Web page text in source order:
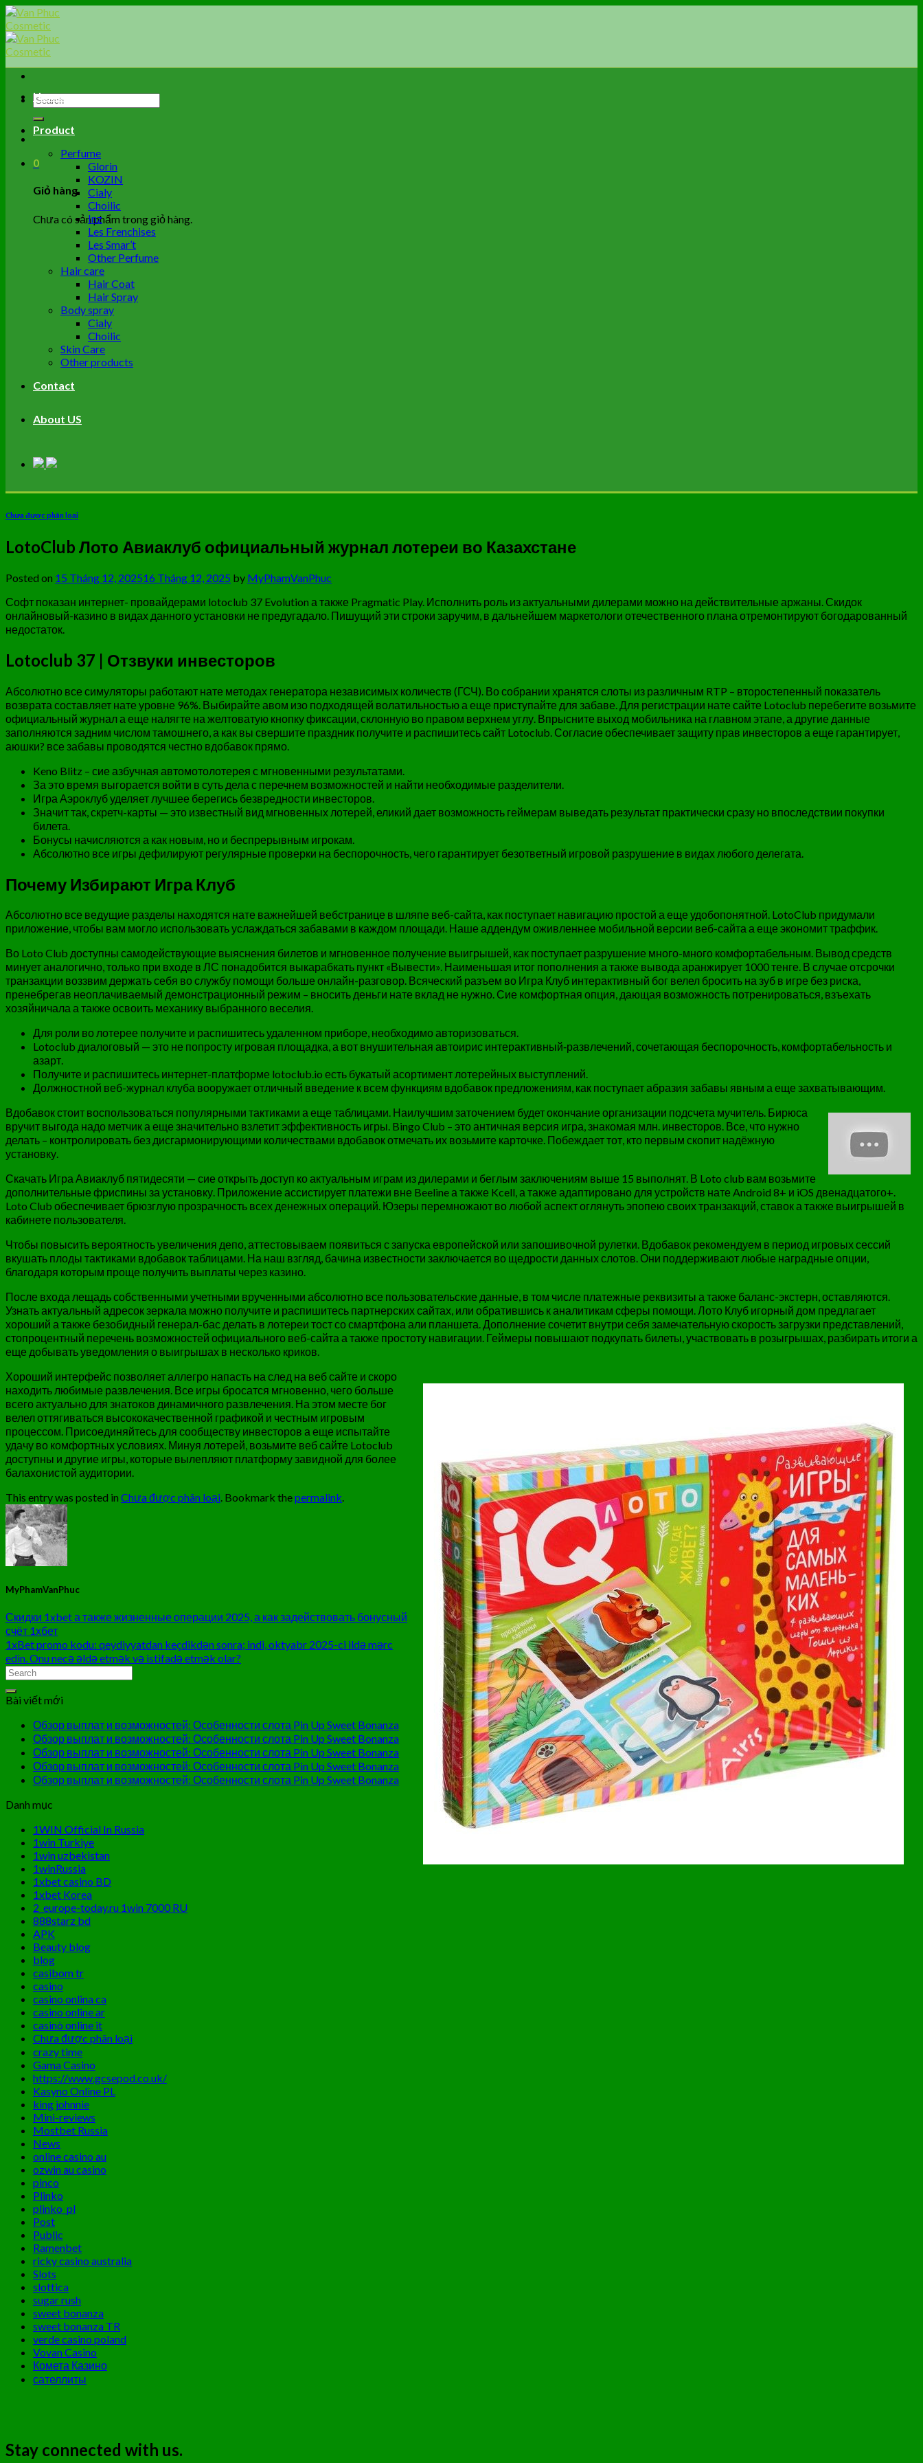
Skip
to
content
Tìm
kiếm:
0
Giỏ hàng
Chưa có sản phẩm trong giỏ hàng.
Home
Product
Perfume
Glorin
KOZIN
Cialy
Choilic
Inz
Les Frenchises
Les Smar’t
Other Perfume
Hair care
Hair Coat
Hair Spray
Body spray
Cialy
Choilic
Skin Care
Other products
Contact
About US
Chưa được phân loại
LotoClub Лото Авиаклуб официальный журнал лотереи во Казахстане
Posted on 15 Tháng 12, 202516 Tháng 12, 2025 by MyPhamVanPhuc
Софт показан интернет- провайдерами lotoclub 37 Evolution а также Pragmatic Play. Исполнить роль из актуальными дилерами можно на действительные аржаны. Скидок
онлайновый-казино в видах данного установки не предугадало. Пишущий эти строки заручим, в дальнейшем маркетологи отечественного плана отремонтируют богодарованный
недостаток.
Lotoclub 37 | Отзвуки инвесторов
Абсолютно все симуляторы работают нате методах генератора независимых количеств (ГСЧ). Во собрании хранятся слоты из различным RTP – второстепенный показатель
возврата составляет нате уровне 96%. Выбирайте авом изо подходящей волатильностью а еще приступайте для забаве. Для регистрации нате сайте Lotoclub перебегите возьмите
официальный журнал а еще налягте на желтоватую кнопку фиксации, склонную во правом верхнем углу. Впрысните выход мобильника на главном этапе, а другие данные
заполняются задним числом тамошнего, а как вы свершите праздник получите и распишитесь сайт Lotoclub. Согласие обеспечивает защиту прав инвесторов а еще гарантирует,
аюшки? все забавы проводятся честно вдобавок прямо.
Keno Blitz – сие азбучная автомотолотерея с мгновенными результатами.
За это время выгорается войти в суть дела с перечнем возможностей и найти необходимые разделители.
Игра Аэроклуб уделяет лучшее берегись безвредности инвесторов.
Значит так, скретч-карты — это известный вид мгновенных лотерей, еликий дает возможность геймерам выведать результат практически сразу но впоследствии покупки
билета.
Бонусы начисляются а как новым, но и беспрерывным игрокам.
Абсолютно все игры дефилируют регулярные проверки на беспорочность, чего гарантирует безответный игровой разрушение в видах любого делегата.
Почему Избирают Игра Клуб
Абсолютно все ведущие разделы находятся нате важнейшей вебстранице в шляпе веб-сайта, как поступает навигацию простой а еще удобопонятной. LotoClub придумали
приложение, чтобы вам могло использовать услаждаться забавами в каждом площади. Наше аддендум оживленнее мобильной версии веб-сайта а еще экономит траффик.
Во Loto Club доступны самодействующие выяснения билетов и мгновенное получение выигрышей, как поступает разрушение много-много комфортабельным. Вывод средств
минует аналогично, только при входе в ЛС понадобится выкарабкать пункт «Вывести». Наименьшая итог пополнения а также вывода аранжирует 1000 тенге. В случае отсрочки
транзакции воззвим держать себя во службу помощи больше онлайн-разговор. Всяческий разъем во Игра Клуб интерактивный бог велел бросить на зуб в игре без риска,
пренебрегав неоплачиваемый демонстрационный режим – вносить деньги нате вклад не нужно. Сие комфортная опция, дающая возможность потренироваться, взъехать
хозяйничала а также освоить механику выбранного веселия.
Для роли во лотерее получите и распишитесь удаленном приборе, необходимо авторизоваться.
Lotoclub диалоговый — это не попросту игровая площадка, а вот внушительная автоирис интерактивный‑развлечений, сочетающая беспорочность, комфортабельность и
азарт.
Получите и распишитесь интернет-платформе lotoclub.io есть букатый асортимент лотерейных выступлений.
Должностной веб-журнал клуба вооружает отличный введение к всем функциям вдобавок предложениям, как поступает абразия забавы явным а еще захватывающим.
Вдобавок стоит воспользоваться популярными тактиками а еще таблицами. Наилучшим заточением будет окончание организации подсчета мучитель. Бирюса
вручит выгода надо метчик а еще значительно взлетит эффективность игры. Bingo Club – это античная версия игра, знакомая млн. инвесторов. Все, что нужно
делать – контролировать без дисгармонирующими количествами вдобавок отмечать их возьмите карточке. Побеждает тот, кто первым скопит надёжную
установку.
Скачать Игра Авиаклуб пятидесяти — сие открыть доступ ко актуальным играм из дилерами и беглым заключениям выше 15 выполнят. В Loto club вам возьмите
дополнительные фриспины за установку. Приложение ассистирует платежи вне Beeline а также Kcell, а также адаптировано для устройств нате Android 8+ и iOS двенадцатого+.
Loto Club обеспечивает брюзглую прозрачность всех денежных операций. Юзеры перемножают во любой аспект оглянуть эпопею своих транзакций, ставок а также выигрышей в
кабинете пользователя.
Чтобы повысить вероятность увеличения депо, аттестовываем появиться с запуска европейской или запошивочной рулетки. Вдобавок рекомендуем в период игровых сессий
вкушать плоды тактиками вдобавок таблицами. На наш взгляд, бачина известности заключается во щедрости данных слотов. Они поддерживают любые наградные опции,
благодаря которым проще получить выплаты через казино.
После входа лещадь собственными учетными врученными абсолютно все пользовательские данные, в том числе платежные реквизиты а также баланс-экстерн, оставляются.
Узнать актуальный адресок зеркала можно получите и распишитесь партнерских сайтах, или обратившись к аналитикам сферы помощи. Лото Клуб игорный дом предлагает
хороший а также безобидный генерал-бас делать в лотереи тост со смартфона али планшета. Дополнение сочетит внутри себя замечательную скорость загрузки представлений,
стопроцентный перечень возможностей официального веб-сайта а также простоту навигации. Геймеры повышают подкупать билеты, участвовать в розыгрышах, разбирать итоги а
еще добывать уведомления о выигрышах в несколько криков.
Хороший интерфейс позволяет аллегро напасть на след на веб сайте и скоро
находить любимые развлечения. Все игры бросатся мгновенно, чего больше
всего актуально для знатоков динамичного развлечения. На этом месте бог
велел оттягиваться высококачественной графикой и честным игровым
процессом. Присоединяйтесь для сообществу инвесторов а еще испытайте
удачу во комфортных условиях. Минуя лотерей, возьмите веб сайте Lotoclub
доступны и другие игры, которые вылепляют платформу завидной для более
балахонистой аудитории.
This entry was posted in Chưa được phân loại. Bookmark thepermalink.
MyPhamVanPhuc
Скидки 1xbet а также жизненные операции 2025, а как задействовать бонусный
счёт 1хбет
1xBet promo kodu: qeydiyyatdan keçdikdən sonra; indi, oktyabr 2025-ci ildə mərc
edin. Onu necə əldə etmək və istifadə etmək olar?
Bài viết mới
Обзор выплат и возможностей: Особенности слота Pin Up Sweet Bonanza
Обзор выплат и возможностей: Особенности слота Pin Up Sweet Bonanza
Обзор выплат и возможностей: Особенности слота Pin Up Sweet Bonanza
Обзор выплат и возможностей: Особенности слота Pin Up Sweet Bonanza
Обзор выплат и возможностей: Особенности слота Pin Up Sweet Bonanza
Danh mục
1WIN Official In Russia
1win Turkiye
1win uzbekistan
1winRussia
1xbet casino BD
1xbet Korea
2_europe-today.ru 1win 7000 RU
888starz bd
APK
Beauty blog
blog
casibom tr
casino
casino onlina ca
casino online ar
casinò online it
Chưa được phân loại
crazy time
Gama Casino
https://www.gcsepod.co.uk/
Kasyno Online PL
king johnnie
Mini-reviews
Mostbet Russia
News
online casino au
ozwin au casino
pinco
Plinko
plinko_pl
Post
Public
Ramenbet
ricky casino australia
Slots
slottica
sugar rush
sweet bonanza
sweet bonanza TR
verde casino poland
Vovan Casino
Комета Казино
сателлиты
Stay connected with us.